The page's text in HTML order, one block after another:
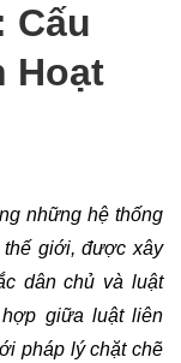
Cấu
Hoạt
những hệ thống
giới, được xây
dân chủ và luật
giữa luật liên
pháp lý chặt chẽ